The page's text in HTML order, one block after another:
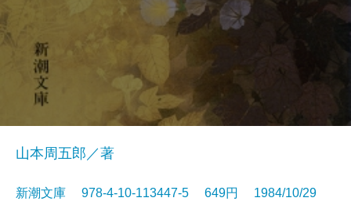
山本周五郎／著
新潮文庫 978-4-10-113447-5 649円 1984/10/29